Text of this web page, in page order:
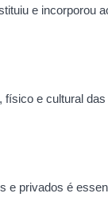
e incorporou
e cultural
e privados é